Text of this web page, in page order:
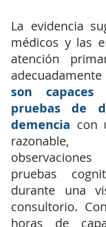
La evidencia
médicos y las
atención
son
pruebas de
demencia con
razonable,
pruebas
durante una
consultorio.